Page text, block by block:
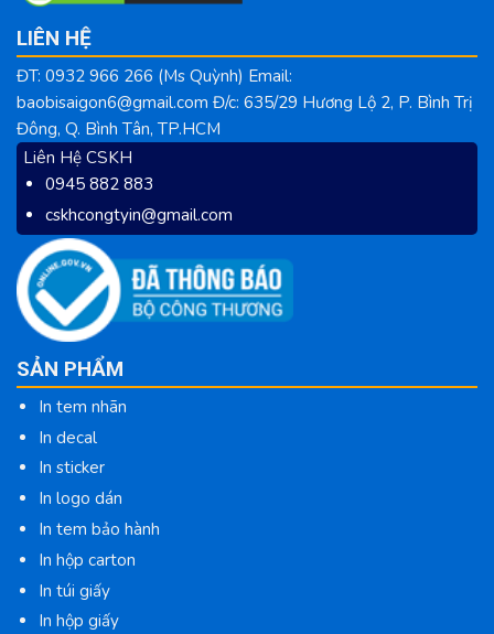
LIÊN HỆ
ĐT: 0932 966 266 (Ms Quỳnh) Email:
baobisaigon6@gmail.com Đ/c: 635/29 Hương Lộ 2, P. Bình Trị
Đông, Q. Bình Tân, TP.HCM
Liên Hệ CSKH
0945 882 883
cskhcongtyin@gmail.com
SẢN PHẨM
In tem nhãn
In decal
In sticker
In logo dán
In tem bảo hành
In hộp carton
In túi giấy
In hộp giấy